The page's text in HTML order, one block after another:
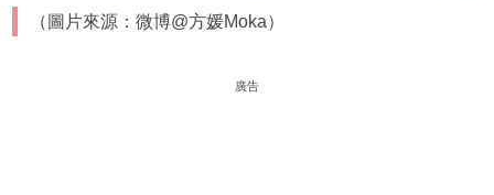
（圖片來源：微博@方媛Moka）
廣告